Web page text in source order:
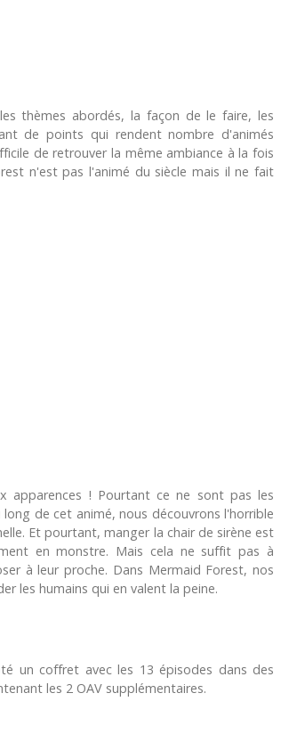
thèmes abordés, la façon de le faire, les
de points qui rendent nombre d'animés
de retrouver la même ambiance à la fois
n'est pas l'animé du siècle mais il ne fait
apparences ! Pourtant ce ne sont pas les
de cet animé, nous découvrons l'horrible
Et pourtant, manger la chair de sirène est
en monstre. Mais cela ne suffit pas à
à leur proche. Dans Mermaid Forest, nos
les humains qui en valent la peine.
un coffret avec les 13 épisodes dans des
les 2 OAV supplémentaires.